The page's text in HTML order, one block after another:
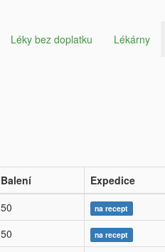
Léky bez doplatku Lékárny
Balení Expedice
50 na recept
50 na recept